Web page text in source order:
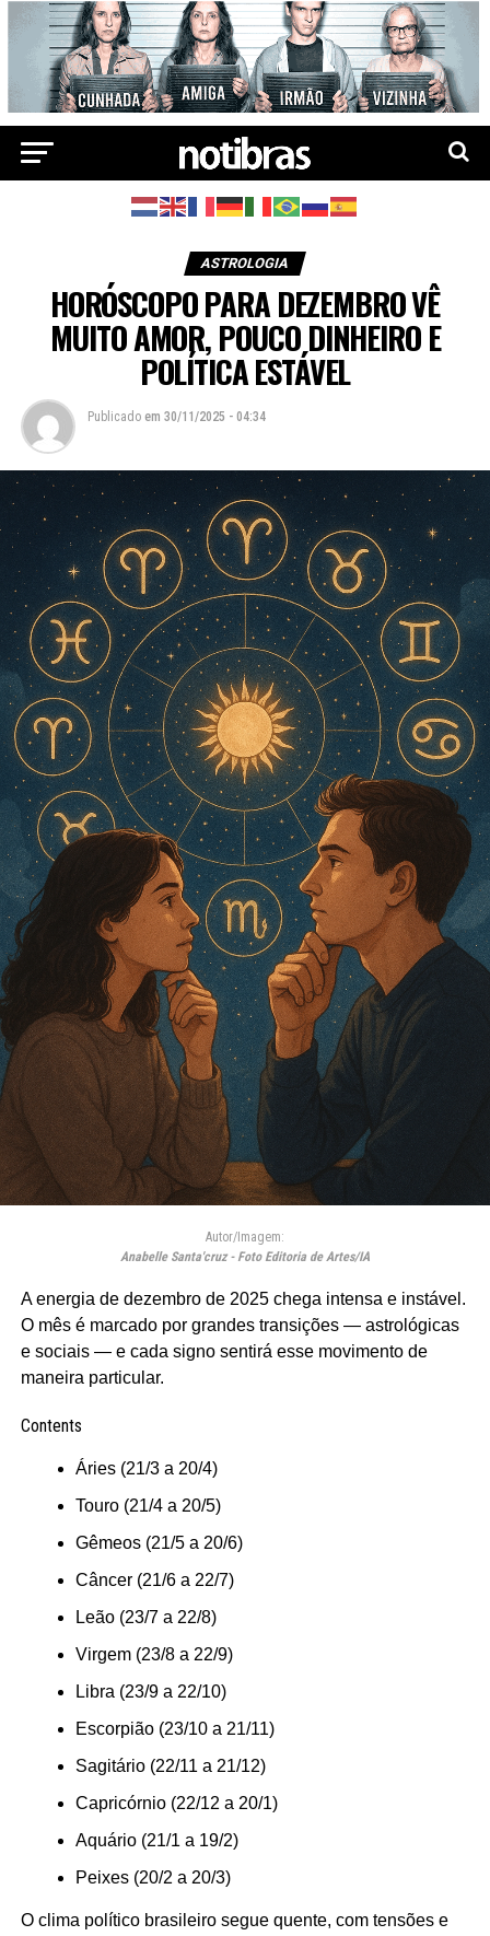
ASTROLOGIA
HORÓSCOPO PARA DEZEMBRO VÊ
MUITO AMOR, POUCO DINHEIRO E
POLÍTICA ESTÁVEL
Publicado em 30/11/2025 - 04:34
Autor/Imagem:
Anabelle Santa'cruz - Foto Editoria de Artes/IA
A energia de dezembro de 2025 chega intensa e instável.
O mês é marcado por grandes transições — astrológicas
e sociais — e cada signo sentirá esse movimento de
maneira particular.
Contents
Áries (21/3 a 20/4)
Touro (21/4 a 20/5)
Gêmeos (21/5 a 20/6)
Câncer (21/6 a 22/7)
Leão (23/7 a 22/8)
Virgem (23/8 a 22/9)
Libra (23/9 a 22/10)
Escorpião (23/10 a 21/11)
Sagitário (22/11 a 21/12)
Capricórnio (22/12 a 20/1)
Aquário (21/1 a 19/2)
Peixes (20/2 a 20/3)
O clima político brasileiro segue quente, com tensões e